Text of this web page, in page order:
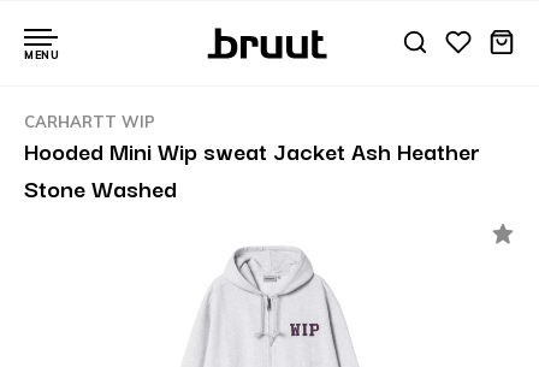
MENU
CARHARTT WIP
Hooded Mini Wip sweat Jacket Ash Heather
Stone Washed